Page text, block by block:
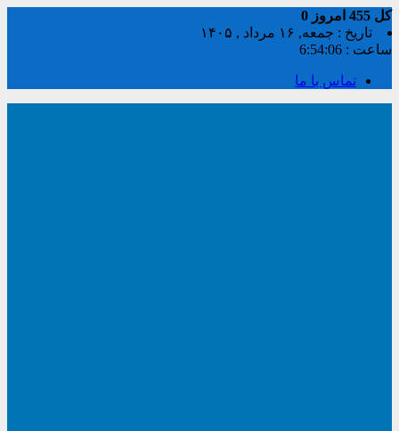
کل امروز 0
تاریخ : جمعه, ۱۶ مرداد , ۱۴۰۵
ساعت : 6:54:07
تماس با ما